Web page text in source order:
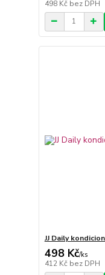
498 Kč bez DPH
JJ Daily
498 Kč/ks
412 Kč bez DPH